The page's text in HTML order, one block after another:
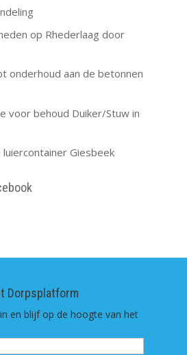
op Rhederlaag door
onderhoud aan de betonnen
voor behoud Duiker/Stuw in
Giesbeek
Dorpsplatform
en blijf op de hoogte van het